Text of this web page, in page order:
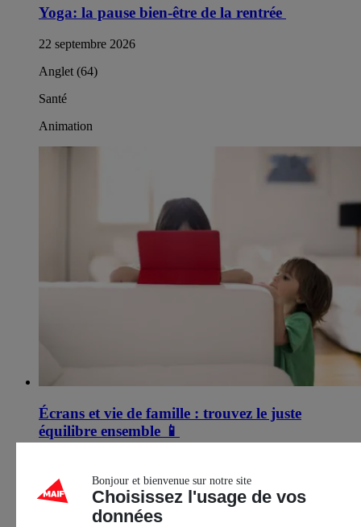
Yoga: la pause bien-être de la rentrée​ ​
22 septembre 2026
Anglet (64)
Santé
Animation
Écrans et vie de famille : trouvez le juste
équilibre ensemble 📱
Tours (37)
Bonjour et bienvenue sur notre site
Choisissez l'usage de vos
données